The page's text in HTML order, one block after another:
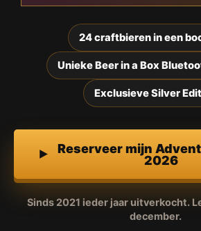
24 craftbieren in een
Unieke Beer in a Box
Exclusieve Silver
Reserveer mijn
2026
Sinds 2021 ieder jaar uitverkocht.
december.